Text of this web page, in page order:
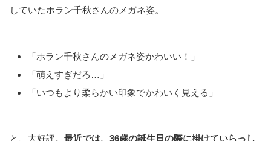
していたホラン千秋さんのメガネ姿。
「ホラン千秋さんのメガネ姿かわいい！」
「萌えすぎだろ…」
「いつもより柔らかい印象でかわいく見える」
と、大好評。 最近では、36歳の誕生日の際に掛けていらっし